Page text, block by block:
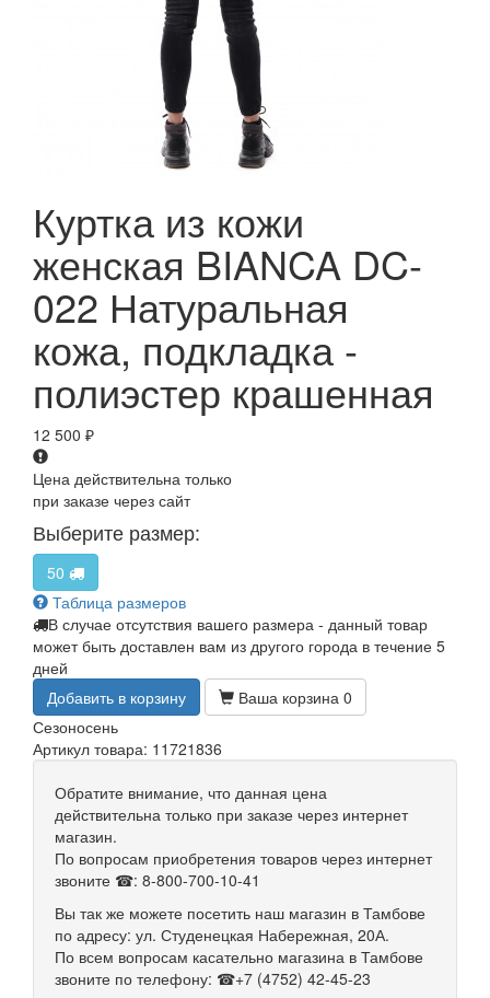
Куртка из кожи
женская BIANCA DC-
022 Натуральная
кожа, подкладка -
полиэстер крашенная
12 500 ₽
Цена действительна только
при заказе через сайт
Выберите размер:
50
Таблица размеров
В случае отсутствия вашего размера - данный товар
может быть доставлен вам из другого города в течение 5
дней
Добавить в корзину
Ваша корзина 0
Сезоносень
Артикул товара: 11721836
Обратите внимание, что данная цена
действительна только при заказе через интернет
магазин.
По вопросам приобретения товаров через интернет
звоните ☎: 8-800-700-10-41
Вы так же можете посетить наш магазин в Тамбове
по адресу: ул. Студенецкая Набережная, 20А.
По всем вопросам касательно магазина в Тамбове
звоните по телефону: ☎+7 (4752) 42-45-23